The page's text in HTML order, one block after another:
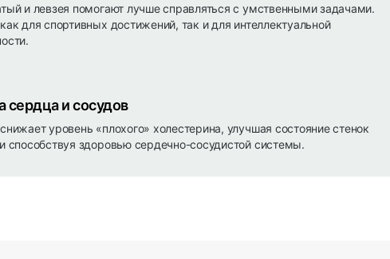
и левзея помогают лучше справляться с умственными задачами.
для спортивных достижений, так и для интеллектуальной
сердца и сосудов
уровень «плохого» холестерина, улучшая состояние стенок
способствуя здоровью сердечно-сосудистой системы.